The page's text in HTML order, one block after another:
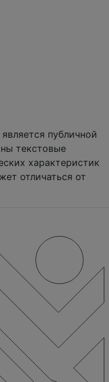
публичной
текстовые
характеристик
отличаться от